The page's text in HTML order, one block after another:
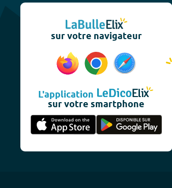
sur votre navigateur
L'application
sur votre smartphone